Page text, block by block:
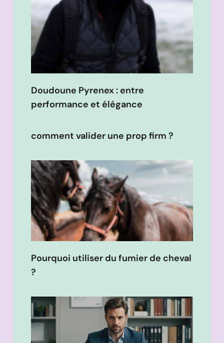
Doudoune Pyrenex : entre
performance et élégance
comment valider une prop firm ?
Pourquoi utiliser du fumier de cheval
?